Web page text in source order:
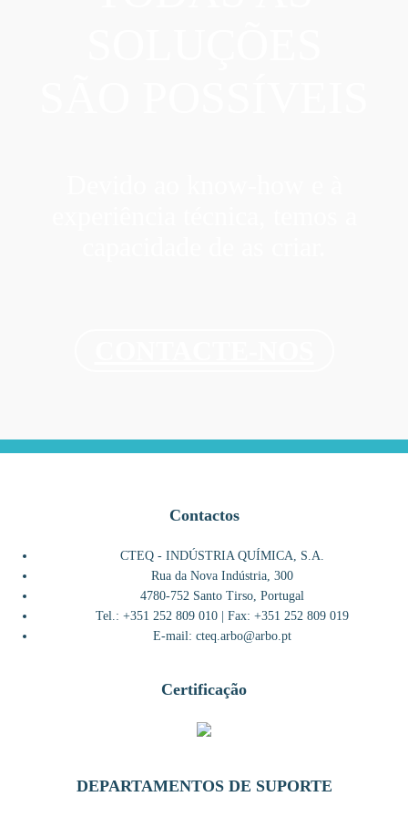
Contactos
CTEQ - INDÚSTRIA QUÍMICA, S.A.
Rua da Nova Indústria, 300
4780-752 Santo Tirso, Portugal
Tel.: +351 252 809 010 | Fax: +351 252 809 019
E-mail: cteq.arbo@arbo.pt
Certificação
DEPARTAMENTOS DE SUPORTE